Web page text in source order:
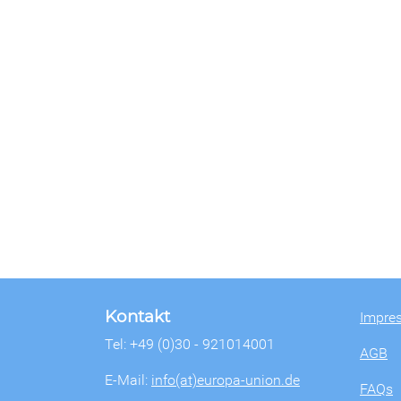
Kontakt
Tel: +49 (0)30 - 921014001
E-Mail: info(at)europa-union.de
AGB
FAQs